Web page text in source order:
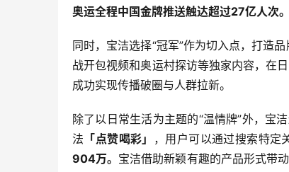
奥运全程中国金牌推送触达超过27亿人次。
同时，宝洁选择“冠军”作为切入点，打造
战开包视频和奥运村探访等独家内容，在
成功实现传播破圈与人群拉新。
除了以日常生活为主题的“温情牌”外，宝
法 「点赞喝彩」 ，用户可以通过搜索特定
904万。 宝洁借助新颖有趣的产品形式带